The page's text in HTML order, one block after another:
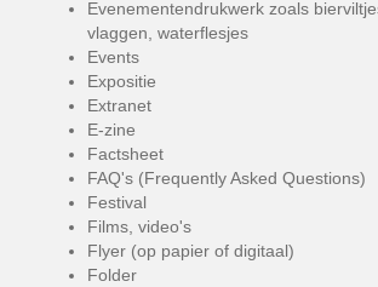
Evenementendrukwerk zoals
vlaggen, waterflesjes
Events
Expositie
Extranet
E-zine
Factsheet
FAQ's (Frequently Asked Questions)
Festival
Films, video's
Flyer (op papier of digitaal)
Folder